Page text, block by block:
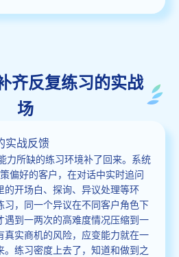
齐反复练习的实战
场
实战反馈
力所缺的练习环境补了回来。系统
偏好的客户，在对话中实时追问
的开场白、探询、异议处理等环
习，同一个异议在不同客户角色下
遇到一两次的高难度情况压缩到一
真实商机的风险，应变能力就在一
练习密度上去了，知道和做到之